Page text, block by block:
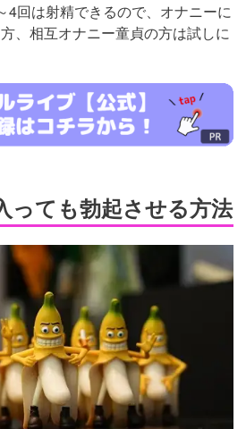
4回は射精できるので、オナニーに
、相互オナニー童貞の方は試しに
っても勃起させる方法